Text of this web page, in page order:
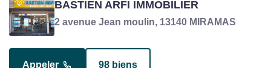
TEHAR SAM
Négociateur en charge du bien
BASTIEN ARFI IMMOBILIER
2 avenue Jean moulin, 13140 MIRAMAS
Appeler 98 biens